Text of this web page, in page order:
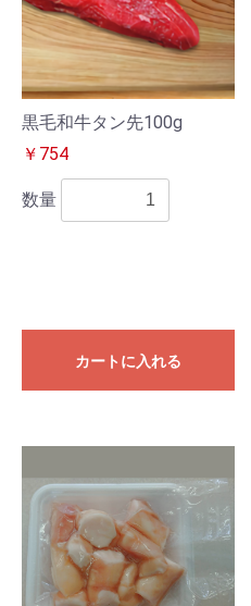
黒毛和牛タン先100g
￥754
数量
カートに入れる